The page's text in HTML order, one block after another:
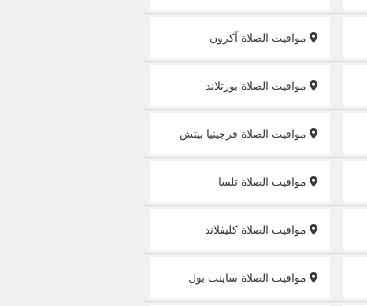
مواقيت الصلاة آكرون
مواقيت الصلاة بورتلاند
مواقيت الصلاة فرجينيا بيتش
مواقيت الصلاة تلسا
مواقيت الصلاة كليفلاند
مواقيت الصلاة ساينت بول